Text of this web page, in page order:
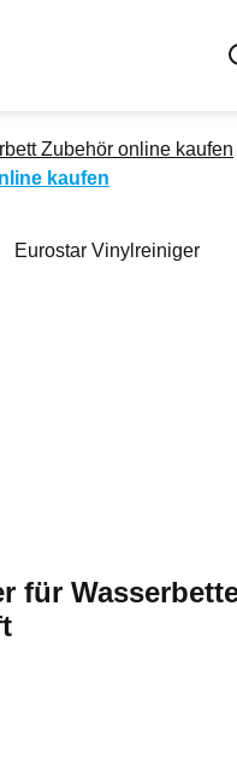
Zubehör online kaufen
kaufen
für